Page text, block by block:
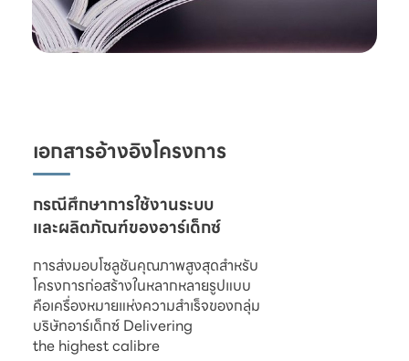
เอกสารอ้างอิงโครงการ
และผลิตภัณฑ์ของอาร์เด็กซ์
การส่งมอบโซลูชันคุณภาพสูงสุดสำหรับ
โครงการก่อสร้างในหลากหลายรูปแบบ
คือเครื่องหมายแห่งความสำเร็จของกลุ่ม
บริษัทอาร์เด็กซ์ Delivering